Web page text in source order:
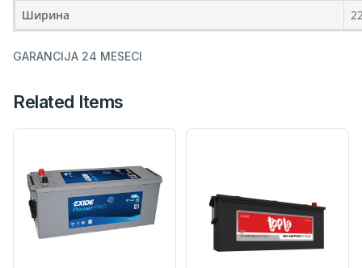
Ширина
GARANCIJA 24 MESECI
Related Items